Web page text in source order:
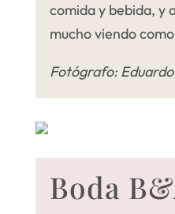
comida y bebida, y
mucho viendo
Fotógrafo:
Boda